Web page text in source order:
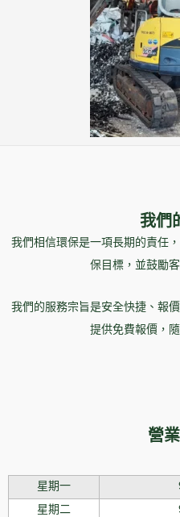
我們
我們相信環保是一項長期的責任
保目標，並鼓勵
我們的服務宗旨是安全快捷、報
提供免費報價，
營
星期一
星期二